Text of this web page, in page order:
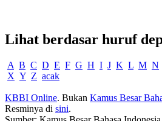
Lihat berdasar huruf
A B C D E F G H I J K L M N
X Y Z acak
KBBI Online. Bukan Kamus Besar
Resminya di sini.